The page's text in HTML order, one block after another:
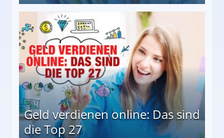
Geld verdienen online: Das sind
die Top 27